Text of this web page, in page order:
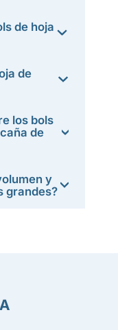
de hoja
de
los bols
de
y
grandes?